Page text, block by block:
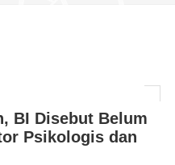
BI Disebut Belum
Psikologis dan